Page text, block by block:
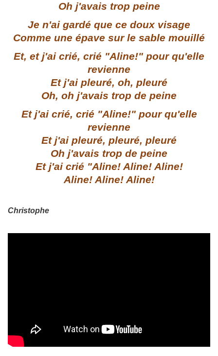
Oh j'avais trop peine
Je n'ai gardé que ce doux visage
Comme une épave sur le sable mouillé
Et, et j'ai crié, crié "Aline!" pour qu'elle
revienne
Et j'ai pleuré, oh, pleuré
Oh, oh j'avais trop de peine
Et j'ai crié, crié "Aline!" pour qu'elle
revienne
Et j'ai pleuré, pleuré, pleuré
Oh j'avais trop de peine
Et j'ai crié "Aline! Aline! Aline!
Aline! Aline! Aline!
Christophe